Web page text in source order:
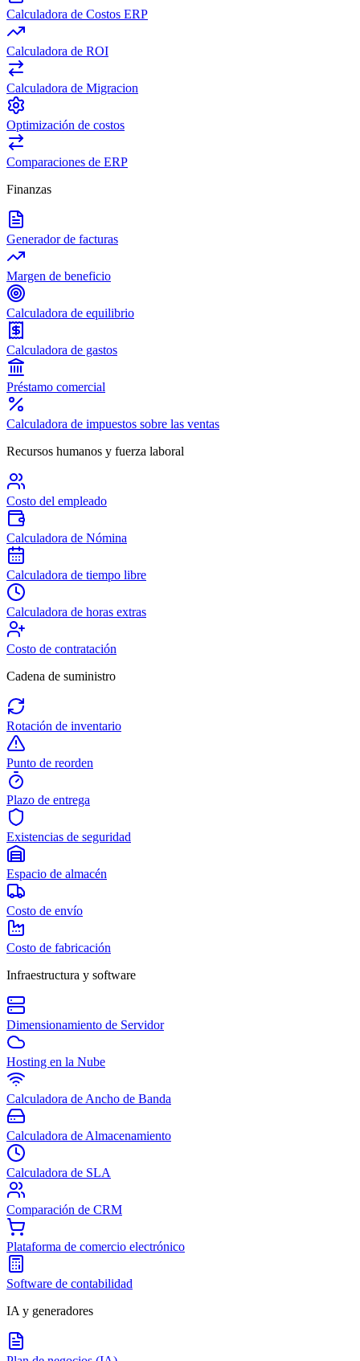
Calculadora de Costos ERP
Calculadora de ROI
Calculadora de Migracion
Optimización de costos
Comparaciones de ERP
Finanzas
Generador de facturas
Margen de beneficio
Calculadora de equilibrio
Calculadora de gastos
Préstamo comercial
Calculadora de impuestos sobre las ventas
Recursos humanos y fuerza laboral
Costo del empleado
Calculadora de Nómina
Calculadora de tiempo libre
Calculadora de horas extras
Costo de contratación
Cadena de suministro
Rotación de inventario
Punto de reorden
Plazo de entrega
Existencias de seguridad
Espacio de almacén
Costo de envío
Costo de fabricación
Infraestructura y software
Dimensionamiento de Servidor
Hosting en la Nube
Calculadora de Ancho de Banda
Calculadora de Almacenamiento
Calculadora de SLA
Comparación de CRM
Plataforma de comercio electrónico
Software de contabilidad
IA y generadores